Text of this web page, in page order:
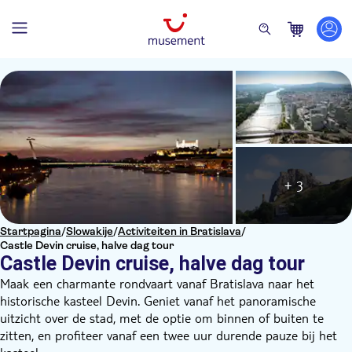
Startpagina/Slowakije/Activiteiten in Bratislava/
Castle Devin cruise, halve dag tour
Castle Devin cruise, halve dag tour
+ 3
Maak een charmante rondvaart vanaf Bratislava naar het
historische kasteel Devin. Geniet vanaf het panoramische
uitzicht over de stad, met de optie om binnen of buiten te
zitten, en profiteer vanaf een twee uur durende pauze bij het